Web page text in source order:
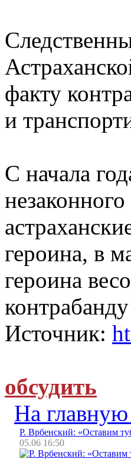
факту
и
C начала
героина, в
героина
Источник:
обсудить
На
Р. Врбенский: «Оставим
05.06 16:50